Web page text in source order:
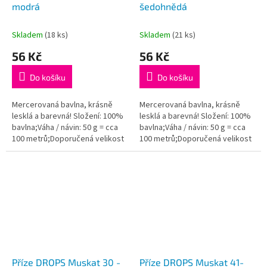
modrá
Skladem (18 ks)
56 Kč
Do košíku
Mercerovaná bavlna, krásně
lesklá a barevná! Složení: 100%
bavlna;Váha / návin: 50 g = cca
100 metrů;Doporučená velikost
jehlic / háčku: 4 mm. Instagram:...
šedohnědá
Skladem (21 ks)
56 Kč
Do košíku
Mercerovaná bavlna, krásně
lesklá a barevná! Složení: 100%
bavlna;Váha / návin: 50 g = cca
100 metrů;Doporučená velikost
jehlic / háčku: 4 mm. Instagram:...
Příze DROPS Muskat 30 -
Příze DROPS Muskat 41-